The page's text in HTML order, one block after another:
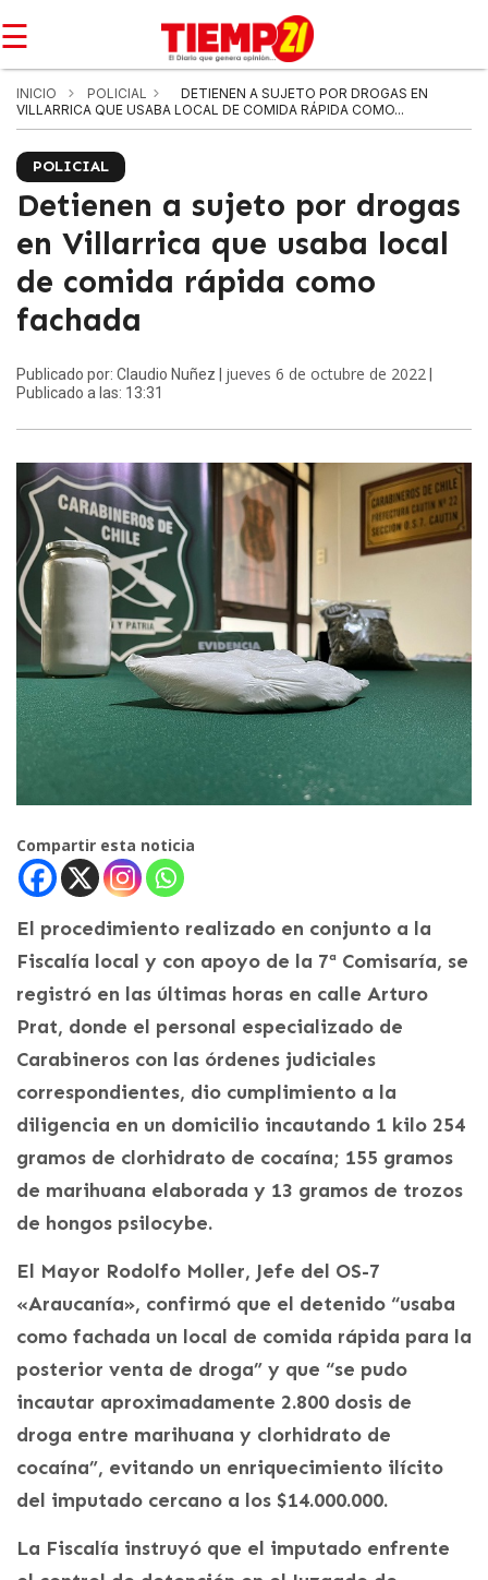
☰
INICIO POLICIAL
DETIENEN A SUJETO POR DROGAS EN
VILLARRICA QUE USABA LOCAL DE COMIDA RÁPIDA COMO...
POLICIAL
Detienen a sujeto por drogas
en Villarrica que usaba local
de comida rápida como
fachada
Publicado por: Claudio Nuñez | jueves 6 de octubre de 2022
Publicado a las: 13:31
Compartir esta noticia
El procedimiento realizado en conjunto a la
Fiscalía local y con apoyo de la 7ª Comisaría, se
registró en las últimas horas en calle Arturo
Prat, donde el personal especializado de
Carabineros con las órdenes judiciales
correspondientes, dio cumplimiento a la
diligencia en un domicilio incautando 1 kilo 254
gramos de clorhidrato de cocaína; 155 gramos
de marihuana elaborada y 13 gramos de trozos
de hongos psilocybe.
El Mayor Rodolfo Moller, Jefe del OS-7
«Araucanía», confirmó que el detenido “usaba
como fachada un local de comida rápida para la
posterior venta de droga” y que “se pudo
incautar aproximadamente 2.800 dosis de
droga entre marihuana y clorhidrato de
cocaína”, evitando un enriquecimiento ilícito
del imputado cercano a los $14.000.000.
La Fiscalía instruyó que el imputado enfrente